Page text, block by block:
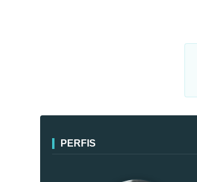
PERFIS